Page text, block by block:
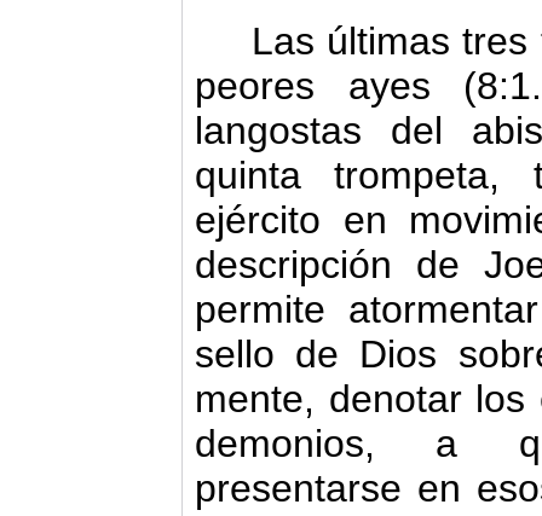
Las últimas
peores ayes
langostas del
quinta
ejército en
descripción de
permite
sello de Dios
mente, denotar
demonios, a
presentarse en